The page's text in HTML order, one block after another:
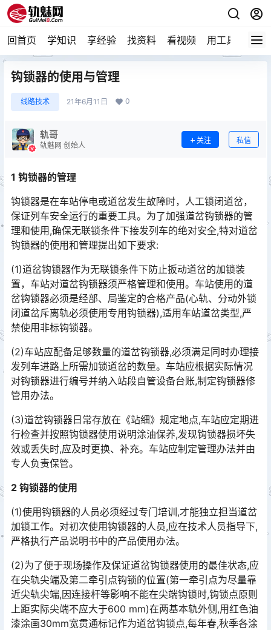
回首页 学知识 享经验 找资料 看视频 用工具 论技
钩锁器的使用与管理
线路技术 21年6月11日 0
轨哥
轨魅网 创始人
关注 私信
1 钩锁器的管理
钩锁器是在车站停电或道岔发生故障时，人工锁闭道岔，
保证列车安全运行的重要工具。为了加强道岔钩锁器的管
理和使用,确保无联锁条件下接发列车的绝对安全,特对道岔
钩锁器的使用和管理提出如下要求:󠅅󠅃󠄵󠅂󠄪󠇖󠆨󠆨󠇕󠆞󠆒󠅬󠇘󠆭󠆘󠇙󠆝󠅵󠇗󠆭󠆁󠄐󠇗󠅹󠅸󠇖󠆍󠅳󠇖󠅹󠅰󠇖󠆌󠅹
(1)道岔钩锁器作为无联锁条件下防止扳动道岔的加锁装
置，车站对道岔钩锁器须严格管理和使用。车站使用的道
岔钩锁器必须是经部、局鉴定的合格产品(心轨、分动外锁
闭道岔斥离轨必须使用专用钩锁器),适用车站道岔类型,严
禁使用非标钩锁器。󠅅󠅃󠄵󠅂󠄪󠇖󠆨󠆨󠇕󠆞󠆒󠅬󠇘󠆭󠆘󠇙󠆝󠅵󠇗󠆭󠆁󠄐󠇗󠅹󠅸󠇖󠆍󠅳󠇖󠅹󠅰󠇖󠆌󠅹
(2)车站应配备足够数量的道岔钩锁器,必须满足同时办理接
发列车进路上所需加锁道岔的数量。车站应根据实际情况
对钩锁器进行编号并纳入站段自管设备台账,制定钩锁器修
管用办法。󠅅󠅃󠄵󠅂󠄪󠇖󠆨󠆨󠇕󠆞󠆒󠅬󠇘󠆭󠆘󠇙󠆝󠅵󠇗󠆭󠆁󠄐󠇗󠅹󠅸󠇖󠆍󠅳󠇖󠅹󠅰󠇖󠆌󠅹
(3)道岔钩锁器日常存放在《站细》规定地点,车站应定期进
行检查并按照钩锁器使用说明涂油保养,发现钩锁器损坏失
效或丢失时,应及时更换、补充。车站应制定管理办法并由
专人负责保管。󠅅󠅃󠄵󠅂󠄪󠇖󠆨󠆨󠇕󠆞󠆒󠅬󠇘󠆭󠆘󠇙󠆝󠅵󠇗󠆭󠆁󠄐󠇗󠅹󠅸󠇖󠆍󠅳󠇖󠅹󠅰󠇖󠆌󠅹
2 钩锁器的使用
(1)使用钩锁器的人员必须经过专门培训,才能独立担当道岔
加锁工作。对初次使用钩锁器的人员,应在技术人员指导下,
严格执行产品说明书中的产品使用办法。
(2)为了便于现场操作及保证道岔钩锁器使用的最佳状态,应
在尖轨尖端及第二牵引点钩锁的位置(第一牵引点为尽量靠
近尖轨尖端,因连接杆等影响不能在尖端钩锁时,钩锁点原则
上距实际尖端不应大于600 mm)在两基本轨外侧,用红色油
漆涂画30mm宽贯通标记作为道岔钩锁点,每年春,秋季各涂